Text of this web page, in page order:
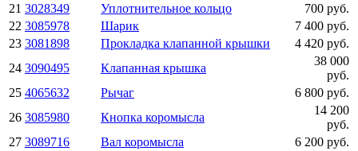
21 3028349 Уплотнительное кольцо
700 руб.
22 3085978 Шарик
7 400 руб.
23 3081898 Прокладка клапанной крышки
4 420 руб.
24 3090495 Клапанная крышка
38 000
руб.
25 4065632 Рычаг
6 800 руб.
26 3085980 Кнопка коромысла
14 200
руб.
27 3089716 Вал коромысла
6 200 руб.